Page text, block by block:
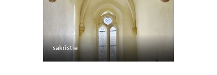
sakristie